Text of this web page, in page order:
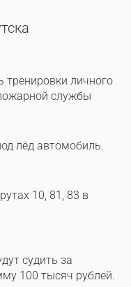
тренировки личного
службы
лёд автомобиль.
10, 81, 83 в
судить за
100 тысяч рублей.